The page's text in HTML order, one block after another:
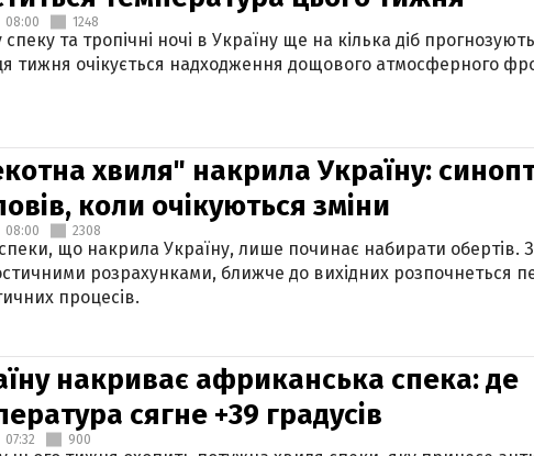
08:00 1248
спеку та тропічні ночі в Україну ще на кілька діб
тижня очікується надходження дощового атмосферного
хвиля" накрила Україну:
коли очікуються зміни
08:00 2308
що накрила Україну, лише починає набирати обертів.
розрахунками, ближче до вихідних розпочнеться
процесів.
накриває африканська спека: де
сягне +39 градусів
07:32 900